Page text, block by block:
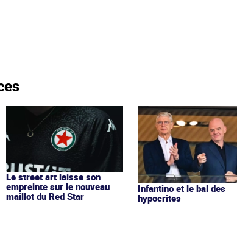
Le street art laisse son
empreinte sur le nouveau
maillot du Red Star
Infantino et le bal des
hypocrites